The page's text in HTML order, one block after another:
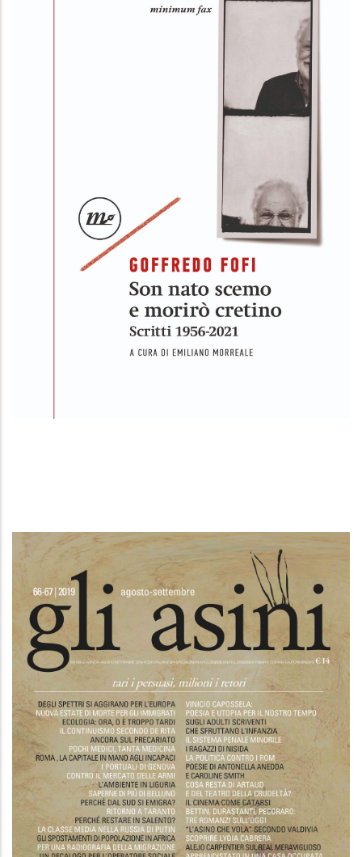
L'amore dell'ultimo milionario